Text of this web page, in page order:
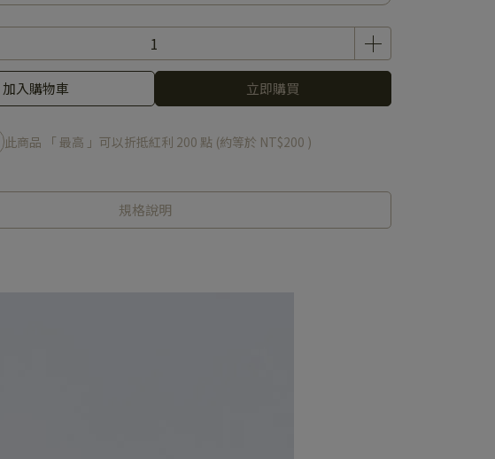
加入購物車 立即購買
此商品 「 最高 」可以折抵紅利 200 點 (約等於 NT$200 )
規格說明